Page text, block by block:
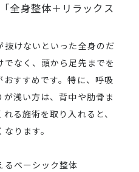
全身整体＋リラックス
けないといった全身のだ
なく、頭から足先までを
すすめです。特に、呼吸
浅い方は、背中や肋骨ま
る施術を取り入れると、
ります。
るベーシック整体